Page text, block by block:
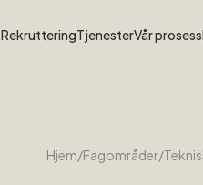
RekrutteringTjenesterVår prosess
Hjem/Fagområder/